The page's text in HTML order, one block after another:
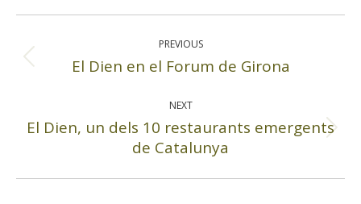
Post
PREVIOUS
Previous
El Dien en el Forum de Girona
NEXT
Next
post:
El Dien, un dels 10 restaurants emergents
de Catalunya